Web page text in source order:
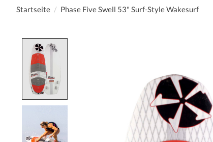
Startseite / Phase Five Swell 53" Surf-Style Wakesurf